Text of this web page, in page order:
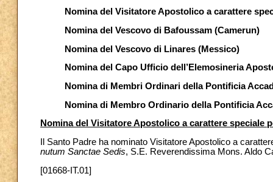
Nomina del Visitatore Apostolico a carattere
Nomina del Vescovo di Bafoussam (Camerun)
Nomina del Vescovo di Linares (Messico)
Nomina del Capo Ufficio dell’Elemosineria
Nomina di Membri Ordinari della Pontificia
Nomina di Membro Ordinario della Pontificia
Nomina del Visitatore Apostolico a carattere speciale
Il Santo Padre ha nominato Visitatore Apostolico a
nutum Sanctae Sedis, S.E. Reverendissima Mons. Aldo
[01668-IT.01]